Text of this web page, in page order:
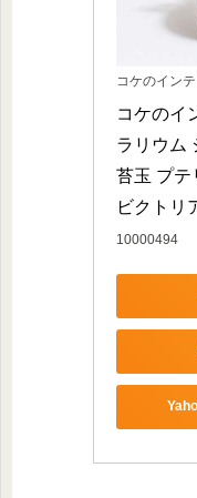
コケのイン
コケのイ
ラリウム
苔玉 プテ
ビクトリ
10000494